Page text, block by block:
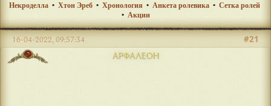
Некроделла • Хтон Эреб • Хронология • Анкета ролевика • Сетка ролей
• Акции
АРФАЛЕОН
#21
16-04-2022, 09:57:34